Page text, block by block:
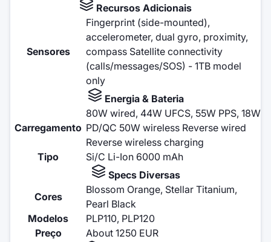
Recursos Adicionais
Sensores
Fingerprint (side-mounted),
accelerometer, dual gyro, proximity,
compass Satellite connectivity
(calls/messages/SOS) - 1TB model
only
Energia & Bateria
Carregamento
80W wired, 44W UFCS, 55W PPS, 18W
PD/QC 50W wireless Reverse wired
Reverse wireless charging
Tipo
Si/C Li-Ion 6000 mAh
Specs Diversas
Cores
Blossom Orange, Stellar Titanium,
Pearl Black
Modelos
PLP110, PLP120
Preço
About 1250 EUR